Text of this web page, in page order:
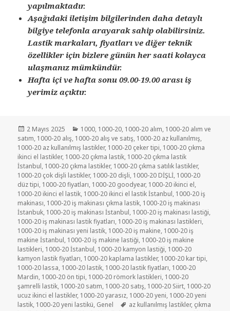
yapılmaktadır.
Aşağıdaki iletişim bilgilerinden daha detaylı
bilgiye telefonla arayarak sahip olabilirsiniz.
Lastik markaları, fiyatları ve diğer teknik
özellikler için bizlere günün her saati kolayca
ulaşmanız mümkündür.
Hafta içi ve hafta sonu 09.00-19.00 arası iş
yerimiz açıktır.
Yayın
tarihi
2 Mayıs 2025 Kategoriler
1000, 1000-20, 1000-20 alım, 1000-20 alım ve
satım, 1000-20 alış, 1000-20 alış ve satış, 1000-20 az kullanılmış,
1000-20 az kullanılmış lastikler, 1000-20 çeker tipi, 1000-20 çıkma
ikinci el lastikler, 1000-20 çıkma lastik, 1000-20 çıkma lastik
İstanbul, 1000-20 çıkma lastikler, 1000-20 çıkma satılık lastikler,
1000-20 çok dişli lastikler, 1000-20 dişli, 1000-20 DİŞLİ, 1000-20
düz tipi, 1000-20 fiyatları, 1000-20 goodyear, 1000-20 ikinci el,
1000-20 ikinci el lastik, 1000-20 ikinci el lastik İstanbul, 1000-20 iş
makinası, 1000-20 iş makinası çıkma lastik, 1000-20 iş makinası
İstanbuk, 1000-20 iş makinası İstanbul, 1000-20 iş makinası lastiği,
1000-20 iş makinası lastik fiyatları, 1000-20 iş makinası lastikleri,
1000-20 iş makinası yeni lastik, 1000-20 iş makine, 1000-20 iş
makine İstanbul, 1000-20 iş makine lastiği, 1000-20 iş makine
lastikleri, 1000-20 İstanbul, 1000-20 kamyon lastiği, 1000-20
kamyon lastik fiyatları, 1000-20 kaplama lastikler, 1000-20 kar tipi,
1000-20 lassa, 1000-20 lastik, 1000-20 lastik fiyatları, 1000-20
Mardin, 1000-20 ön tipi, 1000-20 römork lastikleri, 1000-20
şamrelli lastik, 1000-20 satım, 1000-20 satış, 1000-20 Siirt, 1000-20
ucuz ikinci el lastikler, 1000-20 yarasız, 1000-20 yeni, 1000-20 yeni
lastik, 1000-20 yeni lastikü, Genel Etiketler
az kullanılmış lastikler, çıkma